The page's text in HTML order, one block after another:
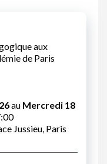
aux
de Paris
au Mercredi 18
Jussieu, Paris